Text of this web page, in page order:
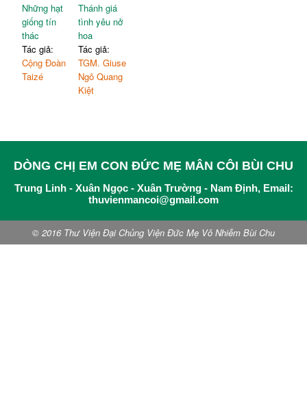
Những hạt
giống tín
thác
Tác giả:
Cộng Đoàn
Taizé
Thánh giá
tình yêu nở
hoa
Tác giả:
TGM. Giuse
Ngô Quang
Kiệt
DÒNG CHỊ EM CON ĐỨC MẸ MÂN CÔI BÙI CHU
Trung Linh - Xuân Ngọc - Xuân Trường - Nam Định, Email:
thuvienmancoi@gmail.com
© 2016 Thư Viện Đại Chủng Viện Đức Mẹ Vô Nhiễm Bùi Chu